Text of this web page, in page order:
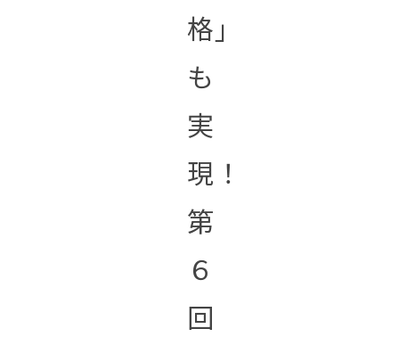
格」
も
実
現！
第
６
回